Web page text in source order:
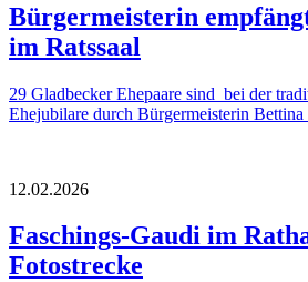
Bürgermeisterin
im Ratssaal
29 Gladbecker Ehepaare sind bei der
Ehejubilare durch Bürgermeisterin
12.02.2026
Faschings-Gaudi im
Fotostrecke